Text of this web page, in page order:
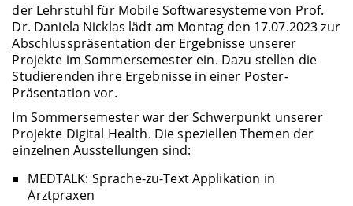
der Lehrstuhl für Mobile Softwaresysteme von Prof.
Dr. Daniela Nicklas lädt am Montag den 17.07.2023 zur
Abschlusspräsentation der Ergebnisse unserer
Projekte im Sommersemester ein. Dazu stellen die
Studierenden ihre Ergebnisse in einer Poster-
Präsentation vor.
Im Sommersemester war der Schwerpunkt unserer
Projekte Digital Health. Die speziellen Themen der
einzelnen Ausstellungen sind:
MEDTALK: Sprache-zu-Text Applikation in
Arztpraxen